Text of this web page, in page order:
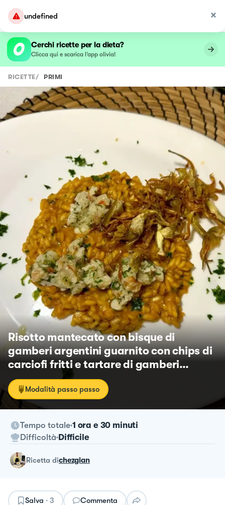
undefined
Cerchi ricette per la dieta?
Clicca qui e scarica l’app olivia!
RICETTE/ PRIMI
Risotto mantecato con bisque di
gamberi argentini guarnito con chips di
carciofi fritti e tartare di gamberi
marinati
Modalità passo passo
Tempo totale 1 ora e 30 minuti
Difficoltà Difficile
ricetta dichezgian
Salva · 3 Commenta